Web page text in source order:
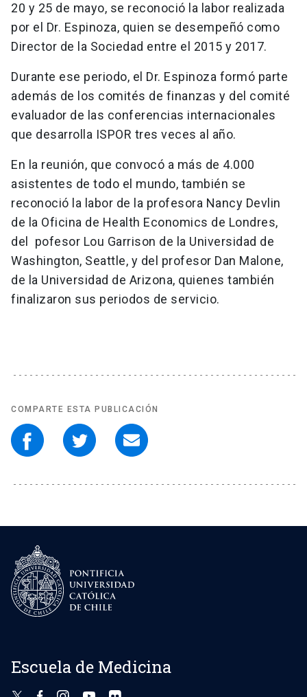
20 y 25 de mayo, se reconoció la labor realizada
por el Dr. Espinoza, quien se desempeñó como
Director de la Sociedad entre el 2015 y 2017.
Durante ese periodo, el Dr. Espinoza formó parte
además de los comités de finanzas y del comité
evaluador de las conferencias internacionales
que desarrolla ISPOR tres veces al año.
En la reunión, que convocó a más de 4.000
asistentes de todo el mundo, también se
reconoció la labor de la profesora Nancy Devlin
de la Oficina de Health Economics de Londres,
del pofesor Lou Garrison de la Universidad de
Washington, Seattle, y del profesor Dan Malone,
de la Universidad de Arizona, quienes también
finalizaron sus periodos de servicio.
COMPARTE ESTA PUBLICACIÓN
Escuela de Medicina